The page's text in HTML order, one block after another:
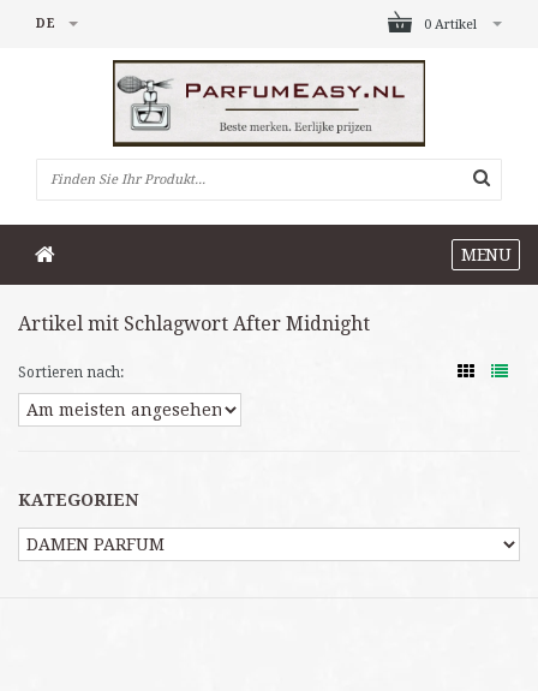
0 Artikel
DE
MENU
Artikel mit Schlagwort After Midnight
Sortieren nach:
KATEGORIEN